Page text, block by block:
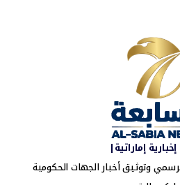
إماراتية|
وتوثيق أخبار الجهات الحكومية